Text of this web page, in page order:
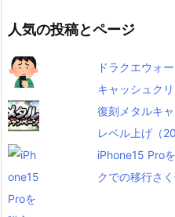
人気の投稿とページ
ドラクエウォ
キャッシュク
復刻メタルキ
レベル上げ（
iPhone15 Pro
クでの移行さ